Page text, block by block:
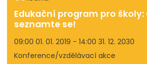
Edukační program pro školy:
seznamte se!
09:00 01. 01. 2019 - 14:00 31. 12. 2030
Konference/vzdělávací akce